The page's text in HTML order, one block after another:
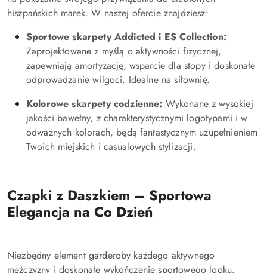
hiszpańskich marek. W naszej ofercie znajdziesz:
Sportowe skarpety Addicted i ES Collection:
Zaprojektowane z myślą o aktywności fizycznej,
zapewniają amortyzację, wsparcie dla stopy i doskonałe
odprowadzanie wilgoci. Idealne na siłownię.
Kolorowe skarpety codzienne: Wykonane z wysokiej
jakości bawełny, z charakterystycznymi logotypami i w
odważnych kolorach, będą fantastycznym uzupełnieniem
Twoich miejskich i casualowych stylizacji.
Czapki z Daszkiem – Sportowa
Elegancja na Co Dzień
Niezbędny element garderoby każdego aktywnego
mężczyzny i doskonałe wykończenie sportowego looku.